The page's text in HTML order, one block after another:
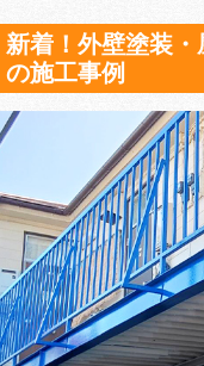
新着！外壁塗装
の施工事例